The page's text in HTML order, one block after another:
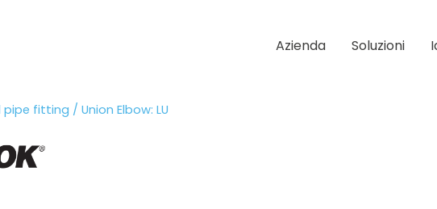
Azienda Soluzioni
pipe fitting / Union Elbow: LU